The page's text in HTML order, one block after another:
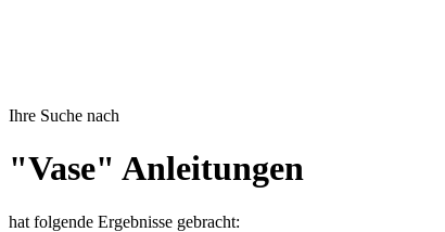
Ihre Suche nach
"Vase" Anleitungen
hat folgende Ergebnisse gebracht: